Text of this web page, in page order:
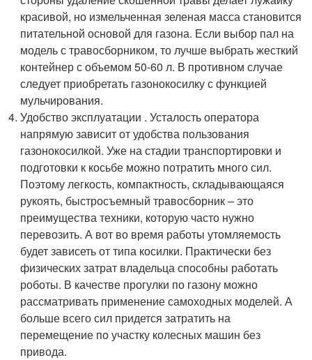
красивой, но измельченная зеленая масса становится
питательной основой для газона. Если выбор пал на
модель с травосборником, то лучше выбрать жесткий
контейнер с объемом 50-60 л. В противном случае
следует приобретать газонокосилку с функцией
мульчирования.
Удобство эксплуатации . Усталость оператора
напрямую зависит от удобства пользования
газонокосилкой. Уже на стадии транспортировки и
подготовки к косьбе можно потратить много сил.
Поэтому легкость, компактность, складывающаяся
рукоять, быстросъемный травосборник – это
преимущества техники, которую часто нужно
перевозить. А вот во время работы утомляемость
будет зависеть от типа косилки. Практически без
физических затрат владельца способны работать
роботы. В качестве прогулки по газону можно
рассматривать применение самоходных моделей. А
больше всего сил придется затратить на
перемещение по участку колесных машин без
привода.